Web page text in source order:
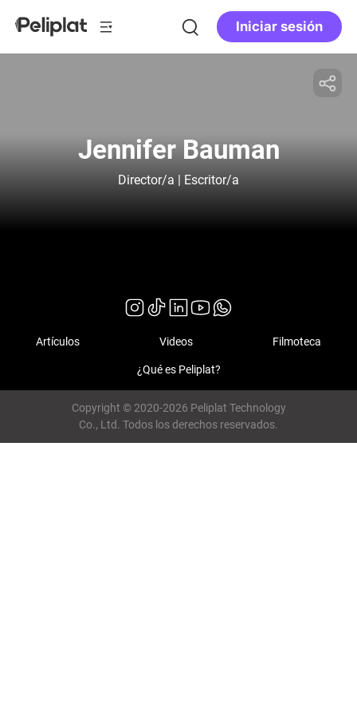
Iniciar sesión
Jennifer Bauman
Director/a | Escritor/a
Artículos Videos Filmoteca
¿Qué es Peliplat?
Copyright © 2020-2026 Peliplat Technology
Co., Ltd. Todos los derechos reservados.